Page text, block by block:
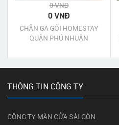
0 VNĐ
0 VNĐ
CHĂN GA GỐI HOMESTAY
QUẬN PHÚ NHUẬN
THÔNG TIN CÔNG TY
CÔNG TY MÀN CỬA SÀI GÒN